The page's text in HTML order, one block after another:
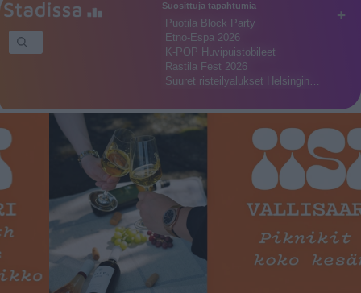
+
Suosittuja tapahtumia
Puotila Block Party
Etno-Espa 2026
K-POP Huvipuistobileet
Rastila Fest 2026
Suuret risteilyalukset Helsingin…